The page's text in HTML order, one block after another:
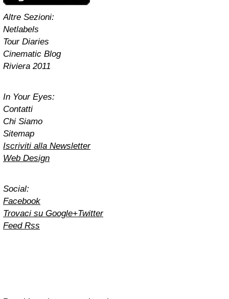
Altre Sezioni:
Netlabels
Tour Diaries
Cinematic Blog
Riviera 2011
In Your Eyes:
Contatti
Chi Siamo
Sitemap
Iscriviti alla Newsletter
Web Design
Social:
Facebook
Trovaci su Google+Twitter
Feed Rss